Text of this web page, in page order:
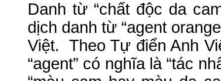
Danh từ “chất độc da
dịch danh từ “agent
Việt.
Theo Tự điển Anh
“agent” có nghĩa là “tác